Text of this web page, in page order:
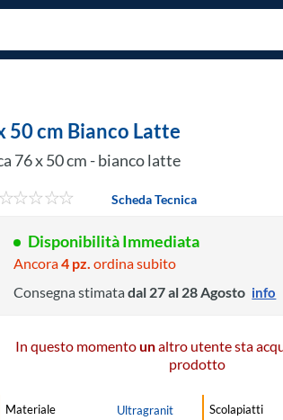
50 cm Bianco Latte
76 x 50 cm - bianco latte
Scheda Tecnica
Disponibilità Immediata
Ancora4 pz. ordina subito
Consegna stimatadal 27 al 28 Agosto info
In questo momentounaltro utente sta
prodotto
Materiale Ultragranit Scolapiatti